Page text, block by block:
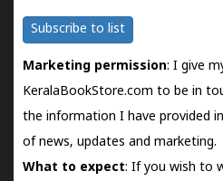
Subscribe to list
Marketing permission: I give
KeralaBookStore.com to be in
the information I have provided
of news, updates and marketing.
What to expect: If you wish to